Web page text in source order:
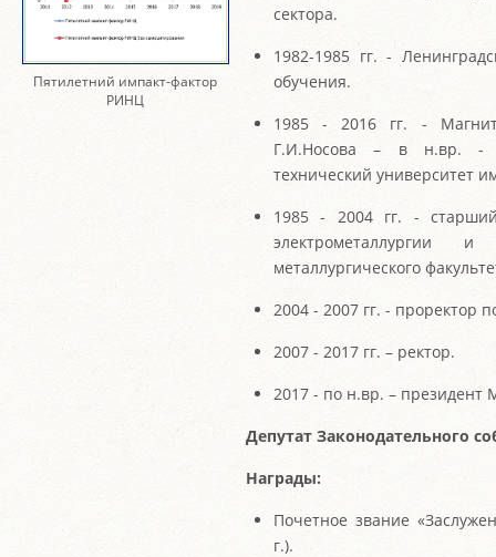
Пятилетний импакт-фактор
РИНЦ
сектора.
1982-1985 гг. -
обучения.
1985 - 2016 гг. -
Г.И.Носова – в н.вр. -
технический университет
1985 - 2004 гг. -
электрометаллургии
металлургического
2004 - 2007 гг. - проректор
2007 - 2017 гг. – ректор.
2017 - по н.вр. – президент
Депутат Законодательного
Награды:
Почетное звание
г.).